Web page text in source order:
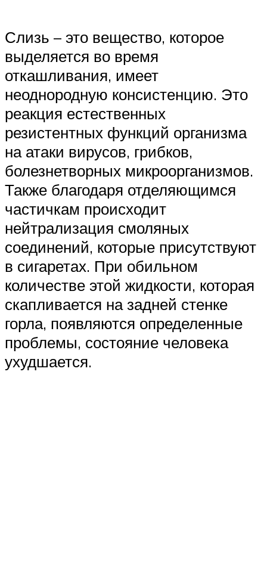
Слизь – это вещество, которое
выделяется во время
откашливания, имеет
неоднородную консистенцию. Это
реакция естественных
резистентных функций организма
на атаки вирусов, грибков,
болезнетворных микроорганизмов.
Также благодаря отделяющимся
частичкам происходит
нейтрализация смоляных
соединений, которые присутствуют
в сигаретах. При обильном
количестве этой жидкости, которая
скапливается на задней стенке
горла, появляются определенные
проблемы, состояние человека
ухудшается.